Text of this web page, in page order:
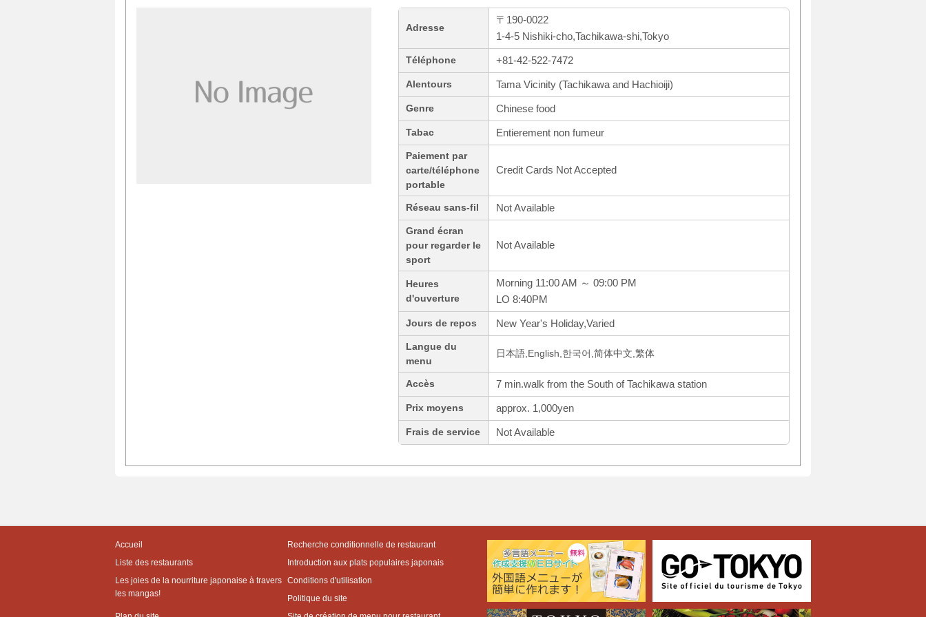
Adresse
〒190-0022
1-4-5 Nishiki-cho,Tachikawa-shi,Tokyo
Téléphone +81-42-522-7472
Alentours Tama Vicinity (Tachikawa and Hachioiji)
Genre Chinese food
Tabac Entierement non fumeur
Paiement par
carte/téléphone
portable
Credit Cards Not Accepted
Réseau sans-fil Not Available
Grand écran
pour regarder le
sport
Not Available
Heures
d'ouverture
Morning 11:00 AM ～ 09:00 PM
LO 8:40PM
Jours de repos New Year's Holiday,Varied
Langue du
menu
日本語,English,한국어,简体中文,繁体
Accès 7 min.walk from the South of Tachikawa station
Prix moyens approx. 1,000yen
Frais de service Not Available
Accueil
Recherche conditionnelle de restaurant
Liste des restaurants
Introduction aux plats populaires japonais
Les joies de la nourriture japonaise à travers
les mangas!
Conditions d'utilisation
Politique du site